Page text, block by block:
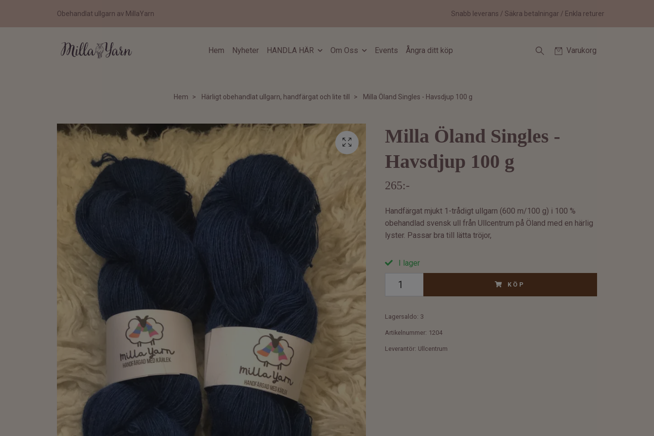
Obehandlat ullgarn av MillaYarn Snabb leverans / Säkra betalningar / Enkla returer
Hem Nyheter HANDLA HÄR Om Oss Events Ångra ditt köp Varukorg
Hem Härligt obehandlat ullgarn, handfärgat och lite till Milla Öland Singles - Havsdjup 100 g
Milla Öland Singles -
Havsdjup 100 g
265:-
Handfärgat mjukt 1-trådigt ullgarn (600 m/100 g) i 100 %
obehandlad svensk ull från Ullcentrum på Öland med en härlig
lyster. Passar bra till lätta tröjor,
I lager
KÖP
Lagersaldo: 3
Artikelnummer: 1204
Leverantör: Ullcentrum